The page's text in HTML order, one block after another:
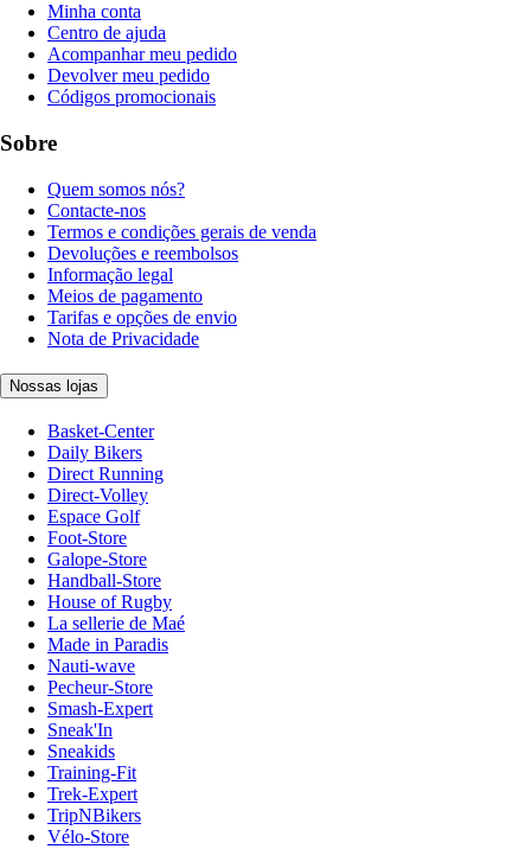
Minha conta
Centro de ajuda
Acompanhar meu pedido
Devolver meu pedido
Códigos promocionais
Sobre
Quem somos nós?
Contacte-nos
Termos e condições gerais de venda
Devoluções e reembolsos
Informação legal
Meios de pagamento
Tarifas e opções de envio
Nota de Privacidade
Nossas lojas
Basket-Center
Daily Bikers
Direct Running
Direct-Volley
Espace Golf
Foot-Store
Galope-Store
Handball-Store
House of Rugby
La sellerie de Maé
Made in Paradis
Nauti-wave
Pecheur-Store
Smash-Expert
Sneak'In
Sneakids
Training-Fit
Trek-Expert
TripNBikers
Vélo-Store